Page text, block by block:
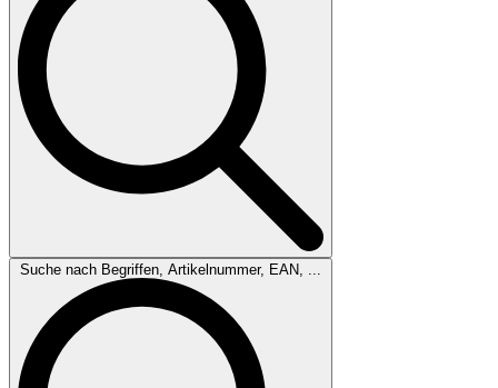
Suche nach Begriffen, Artikelnummer, EAN, ...